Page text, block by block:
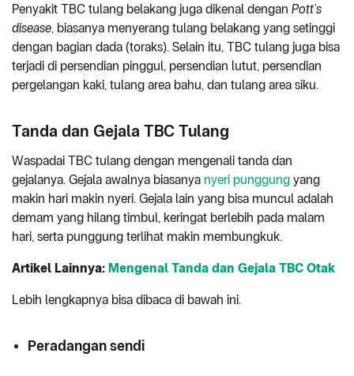
Penyakit TBC tulang belakang juga dikenal dengan Pott’s
disease, biasanya menyerang tulang belakang yang setinggi
dengan bagian dada (toraks). Selain itu, TBC tulang juga bisa
terjadi di persendian pinggul, persendian lutut, persendian
pergelangan kaki, tulang area bahu, dan tulang area siku.
Tanda dan Gejala TBC Tulang
Waspadai TBC tulang dengan mengenali tanda dan
gejalanya. Gejala awalnya biasanya nyeri punggung yang
makin hari makin nyeri. Gejala lain yang bisa muncul adalah
demam yang hilang timbul, keringat berlebih pada malam
hari, serta punggung terlihat makin membungkuk.
Artikel Lainnya: Mengenal Tanda dan Gejala TBC Otak
Lebih lengkapnya bisa dibaca di bawah ini.
Peradangan sendi